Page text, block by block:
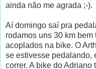
ainda não me agrada ;-).
Aí domingo saí pra
rodamos uns 30 km
acoplados na bike. O
se estivesse pedalando,
correr. A bike do Adriano